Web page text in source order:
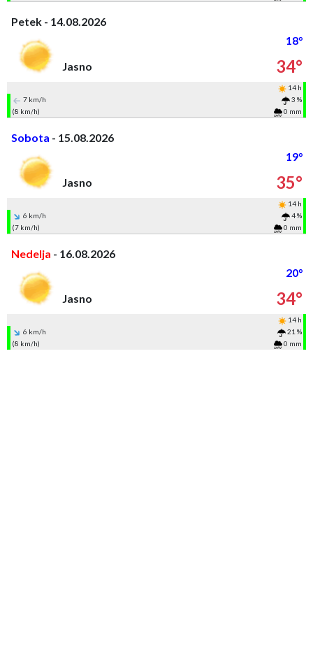
Petek - 14.08.2026
18°
Jasno
34°
14 h
7 km/h
3 %
(8 km/h)
0 mm
Sobota - 15.08.2026
19°
Jasno
35°
14 h
6 km/h
4 %
(7 km/h)
0 mm
Nedelja - 16.08.2026
20°
Jasno
34°
14 h
6 km/h
21 %
(8 km/h)
0 mm